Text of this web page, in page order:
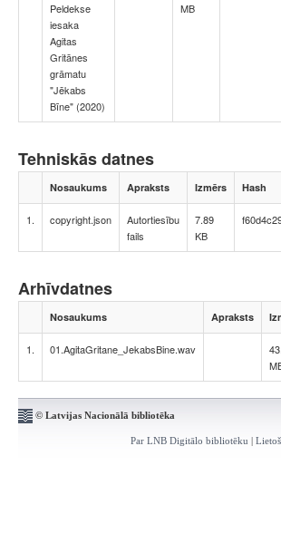
Peldekse
iesaka
Agitas
Gritānes
grāmatu
"Jēkabs
Bīne" (2020)
MB
Tehniskās datnes
Nosaukums Apraksts Izmērs Hash
1. copyright.json
Autortiesību
fails
7.89
KB
Arhīvdatnes
Nosaukums Apraksts
1. 01.AgitaGritane_JekabsBine.wav
© Latvijas Nacionālā bibliotēka
Par LNB Digitālo bibliotēku |